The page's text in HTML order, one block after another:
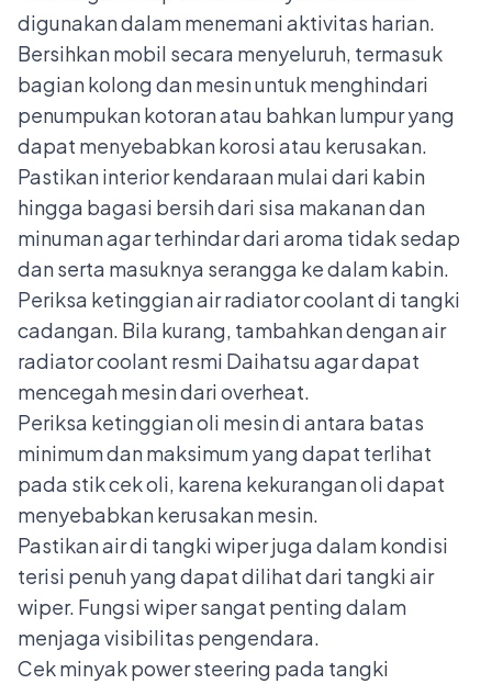
digunakan dalam menemani aktivitas harian.
Bersihkan mobil secara menyeluruh, termasuk
bagian kolong dan mesin untuk menghindari
penumpukan kotoran atau bahkan lumpur yang
dapat menyebabkan korosi atau kerusakan.
Pastikan interior kendaraan mulai dari kabin
hingga bagasi bersih dari sisa makanan dan
minuman agar terhindar dari aroma tidak sedap
dan serta masuknya serangga ke dalam kabin.
Periksa ketinggian air radiator coolant di tangki
cadangan. Bila kurang, tambahkan dengan air
radiator coolant resmi Daihatsu agar dapat
mencegah mesin dari overheat.
Periksa ketinggian oli mesin di antara batas
minimum dan maksimum yang dapat terlihat
pada stik cek oli, karena kekurangan oli dapat
menyebabkan kerusakan mesin.
Pastikan air di tangki wiper juga dalam kondisi
terisi penuh yang dapat dilihat dari tangki air
wiper. Fungsi wiper sangat penting dalam
menjaga visibilitas pengendara.
Cek minyak power steering pada tangki